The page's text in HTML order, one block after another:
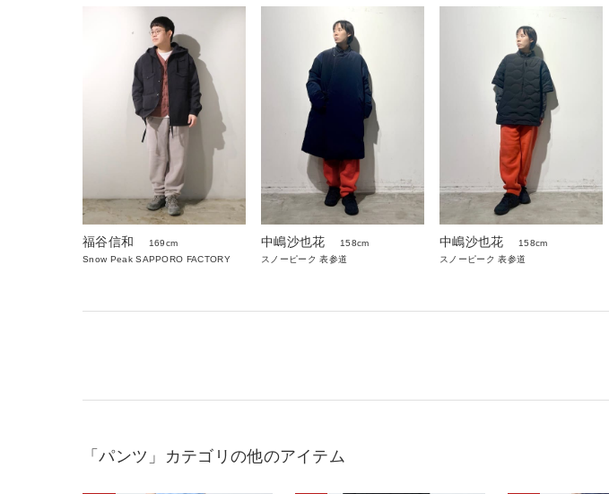
福谷信和
169cm
Snow Peak SAPPORO FACTORY
中嶋沙也花
158cm
スノーピーク 表参道
中嶋沙也花
158cm
スノーピーク 表参道
「パンツ」カテゴリの他のアイテム